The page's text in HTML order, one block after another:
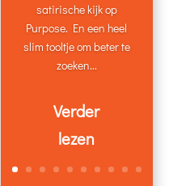
satirische kijk op
Purpose. En een heel
slim tooltje om beter te
zoeken...
Verder
lezen